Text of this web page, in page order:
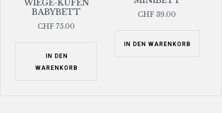
WIEGE-KUFEN
BABYBETT
CHF 75.00
IN DEN
WARENKORB
CHF 39.00
IN DEN WARENKORB